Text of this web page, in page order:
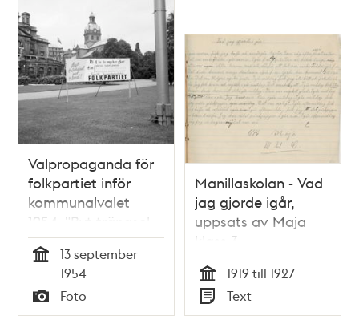
Valpropaganda för
folkpartiet inför
kommunalvalet
1954. "Byt trängsel
mot trivsel. På 4 år
är mycket gjort, t.ex.
västra
tunnelbanan."
13 september
1954
Typ
Foto
Manillaskolan - Vad
jag gjorde igår,
uppsats av Maja
klass 3
Tid
1919 till 1927
Typ
Text